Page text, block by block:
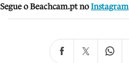
Segue o Beachcam.pt no Instagram